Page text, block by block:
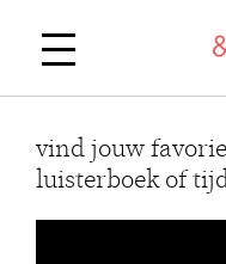
vind jouw
luisterboek of